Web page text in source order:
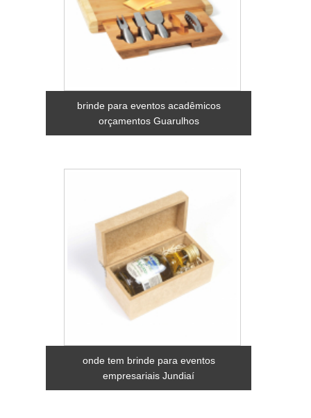
brinde para eventos acadêmicos
orçamentos Guarulhos
onde tem brinde para eventos
empresariais Jundiaí